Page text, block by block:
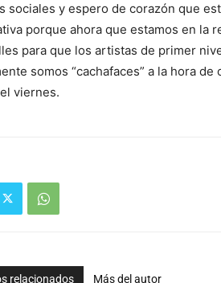
sociales y espero de corazón que
porque ahora que estamos en la
para que los artistas de primer
somos “cachafaces” a la hora
viernes.
relacionados Más del autor